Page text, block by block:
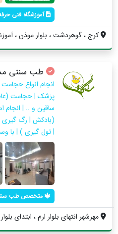
آموزشگاه فنی
کرج ، گوهردشت ، بلوار موذن ،
طب سنتی
انجام انواع
پزشک | حجامت
ساقین و .. | انجام
(بادکش | رگ گیری
| تول گیری ) | با
متخصص طب
مهرشهر انتهای بلوار ارم ، ابتدای